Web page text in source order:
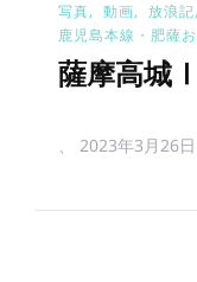
写真 動画 放浪記
鹿児島本線・肥薩
薩摩高城
、 2023年3月26日